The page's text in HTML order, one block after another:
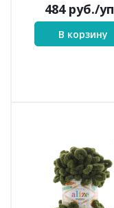
484руб./уп
В корзину